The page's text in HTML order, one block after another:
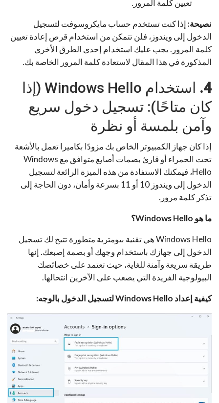
تعيين كلمة المرور.
نصيحة: إذا كنت تستخدم حساب مايكروسوفت لتسجيل
الدخول إلى ويندوز، فلن تتمكن من استخدام قرص إعادة تعيين
كلمة المرور. يجب عليك استخدام إحدى الطرق الأخرى
المذكورة في هذا المقال لاستعادة كلمة المرور الخاصة بك.
4.
استخدام Windows Hello (إذا
كان متاحًا): تسجيل دخول سريع
وآمن بلمسة أو نظرة
إذا كان جهاز الكمبيوتر الخاص بك مزودًا بكاميرا تعمل بالأشعة
تحت الحمراء أو قارئ بصمات أصابع متوافق مع Windows
Hello، فيمكنك الاستفادة من هذه الميزة الرائعة لتسجيل
الدخول إلى ويندوز 10 أو 11 بسرعة وأمان، دون الحاجة إلى
تذكر كلمة مرور.
ما هو Windows Hello؟
Windows Hello هي تقنية بيومترية متطورة تتيح لك تسجيل
الدخول إلى جهازك باستخدام وجهك أو بصمة إصبعك. إنها
طريقة سريعة وآمنة للغاية، حيث تعتمد على خصائصك
البيولوجية الفريدة التي يصعب على الآخرين انتحالها.
كيفية إعداد Windows Hello لتسجيل الدخول بالوجه: